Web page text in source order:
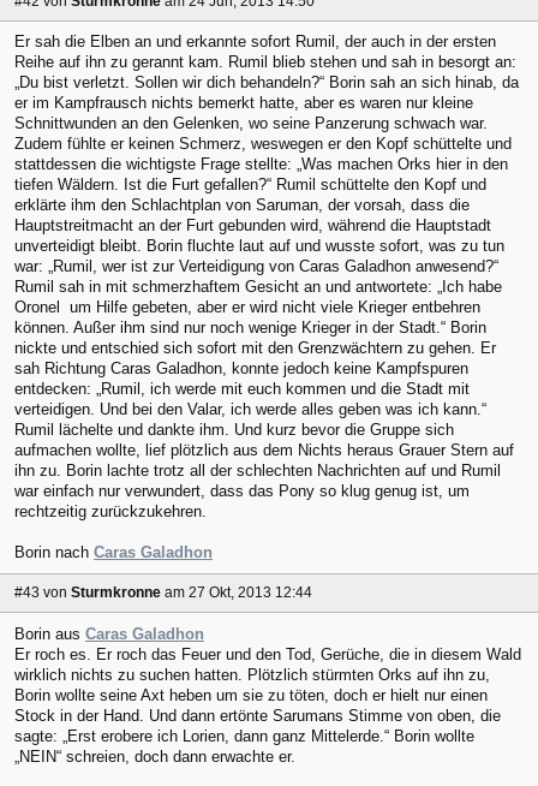
Er sah die Elben an und erkannte sofort Rumil, der auch in der ersten
Reihe auf ihn zu gerannt kam. Rumil blieb stehen und sah in besorgt an:
„Du bist verletzt. Sollen wir dich behandeln?“ Borin sah an sich hinab, da
er im Kampfrausch nichts bemerkt hatte, aber es waren nur kleine
Schnittwunden an den Gelenken, wo seine Panzerung schwach war.
Zudem fühlte er keinen Schmerz, weswegen er den Kopf schüttelte und
stattdessen die wichtigste Frage stellte: „Was machen Orks hier in den
tiefen Wäldern. Ist die Furt gefallen?“ Rumil schüttelte den Kopf und
erklärte ihm den Schlachtplan von Saruman, der vorsah, dass die
Hauptstreitmacht an der Furt gebunden wird, während die Hauptstadt
unverteidigt bleibt. Borin fluchte laut auf und wusste sofort, was zu tun
war: „Rumil, wer ist zur Verteidigung von Caras Galadhon anwesend?“
Rumil sah in mit schmerzhaftem Gesicht an und antwortete: „Ich habe
Oronel um Hilfe gebeten, aber er wird nicht viele Krieger entbehren
können. Außer ihm sind nur noch wenige Krieger in der Stadt.“ Borin
nickte und entschied sich sofort mit den Grenzwächtern zu gehen. Er
sah Richtung Caras Galadhon, konnte jedoch keine Kampfspuren
entdecken: „Rumil, ich werde mit euch kommen und die Stadt mit
verteidigen. Und bei den Valar, ich werde alles geben was ich kann.“
Rumil lächelte und dankte ihm. Und kurz bevor die Gruppe sich
aufmachen wollte, lief plötzlich aus dem Nichts heraus Grauer Stern auf
ihn zu. Borin lachte trotz all der schlechten Nachrichten auf und Rumil
war einfach nur verwundert, dass das Pony so klug genug ist, um
rechtzeitig zurückzukehren.
Borin nach Caras Galadhon
#43 von Sturmkronne am 27 Okt, 2013 12:44
Borin aus Caras Galadhon
Er roch es. Er roch das Feuer und den Tod, Gerüche, die in diesem Wald
wirklich nichts zu suchen hatten. Plötzlich stürmten Orks auf ihn zu,
Borin wollte seine Axt heben um sie zu töten, doch er hielt nur einen
Stock in der Hand. Und dann ertönte Sarumans Stimme von oben, die
sagte: „Erst erobere ich Lorien, dann ganz Mittelerde.“ Borin wollte
„NEIN“ schreien, doch dann erwachte er.